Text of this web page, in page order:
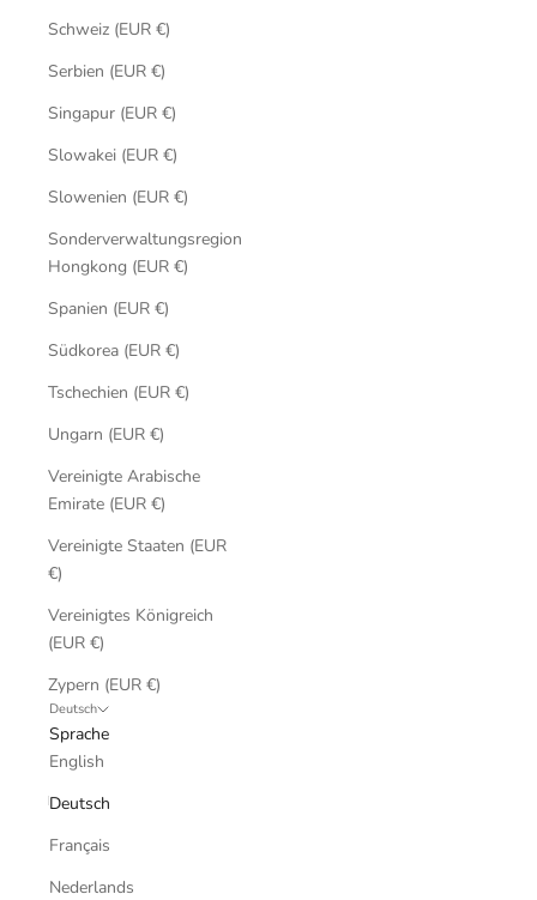
Schweiz (EUR €)
Serbien (EUR €)
Singapur (EUR €)
Slowakei (EUR €)
Slowenien (EUR €)
Sonderverwaltungsregion
Hongkong (EUR €)
Spanien (EUR €)
Südkorea (EUR €)
Tschechien (EUR €)
Ungarn (EUR €)
Vereinigte Arabische
Emirate (EUR €)
Vereinigte Staaten (EUR
€)
Vereinigtes Königreich
(EUR €)
Zypern (EUR €)
Deutsch
Sprache
English
Deutsch
Français
Nederlands